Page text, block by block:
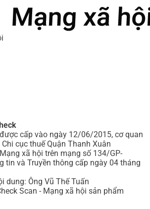
cấp vào ngày 12/06/2015, cơ quan
cục thuế Quận Thanh Xuân
xã hội trên mạng số 134/GP-
tin và Truyền thông cấp ngày 04 tháng
dung: Ông Vũ Thế Tuấn
Scan - Mạng xã hội sản phẩm